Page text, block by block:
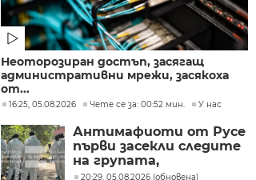
Неоторозиран достъп, засягащ
административни мрежи, засякоха
от...
16:25, 05.08.2026 Чете се за: 00:52 мин. У нас
Антимафиоти от Русе
първи засекли следите
на групата,
произвеждала
20:29, 05.08.2026 (обновена)